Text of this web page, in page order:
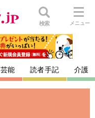
検索 メニュー
芸能 読者手記 介護